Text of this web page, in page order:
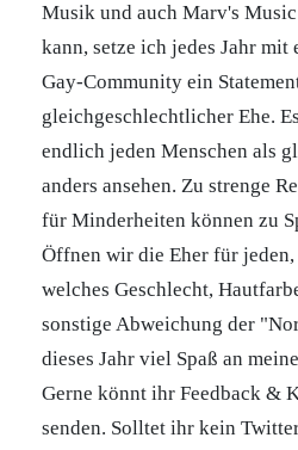
Musik und auch Marv's
kann, setze ich jedes Jahr mit
Gay-Community ein
gleichgeschlechtlicher Ehe.
endlich jeden Menschen als
anders ansehen. Zu strenge
für Minderheiten können zu
Öffnen wir die Eher für
welches Geschlecht,
sonstige Abweichung der
dieses Jahr viel Spaß an
Gerne könnt ihr Feedback &
senden. Solltet ihr kein